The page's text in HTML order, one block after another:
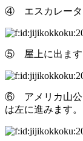
④ エスカレータ
⑤ 屋上に出ます
⑥ アメリカ山公
は左に進みます。